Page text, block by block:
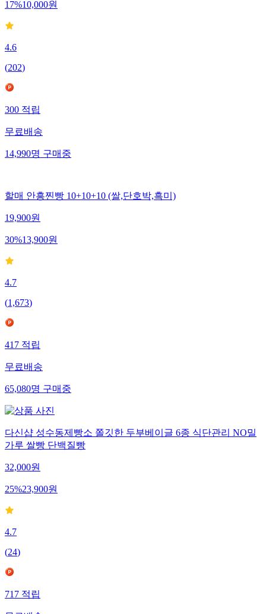
17%10,000원
4.6
(202)
300적립
무료배송
14,990명구매중
할매 안흥찐빵 10+10+10 (쌀,단호박,흑미)
19,900원
30%13,900원
4.7
(1,673)
417적립
무료배송
65,080명구매중
다신샵 성수동제빵소 쫄깃한 두부베이글 6종 식단관리 NO밀
가루 쌀빵 단백질빵
32,000원
25%23,900원
4.7
(24)
717적립